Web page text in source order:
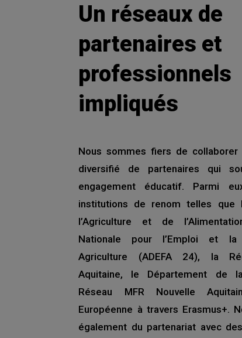
Un réseaux de
partenaires et
professionnels
impliqués
Nous sommes fiers de collaborer
diversifié de partenaires qui
engagement éducatif. Parmi
institutions de renom telles que
l’Agriculture et de
Nationale pour l’Emploi et la
Agriculture (ADEFA 24), la
Aquitaine, le Département de
Réseau MFR Nouvelle
Européenne à travers Erasmus+.
également du partenariat avec